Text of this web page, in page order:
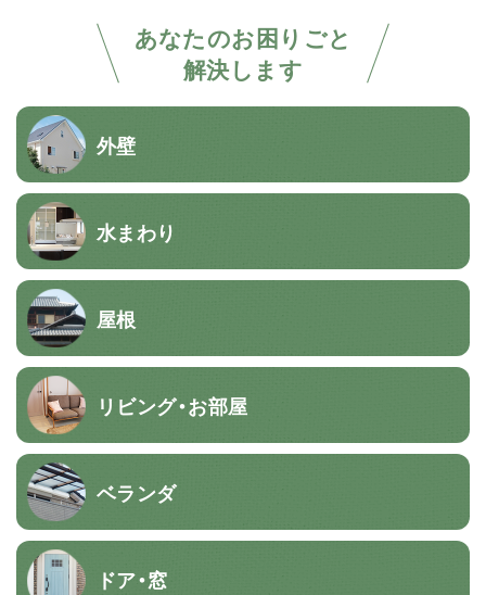
あなたのお困りごと
解決します
外壁
水まわり
屋根
リビング・お部屋
ベランダ
ドア・窓